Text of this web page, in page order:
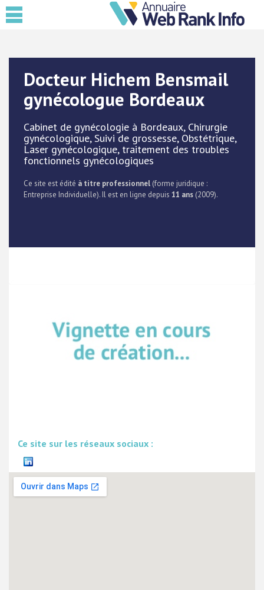
Docteur Hichem Bensmail
gynécologue Bordeaux
Cabinet de gynécologie à Bordeaux, Chirurgie
gynécologique, Suivi de grossesse, Obstétrique,
Laser gynécologique, traitement des troubles
fonctionnels gynécologiques
Ce site est édité à titre professionnel (forme juridique :
Entreprise Individuelle). Il est en ligne depuis 11 ans (2009).
Ce site sur les réseaux sociaux :